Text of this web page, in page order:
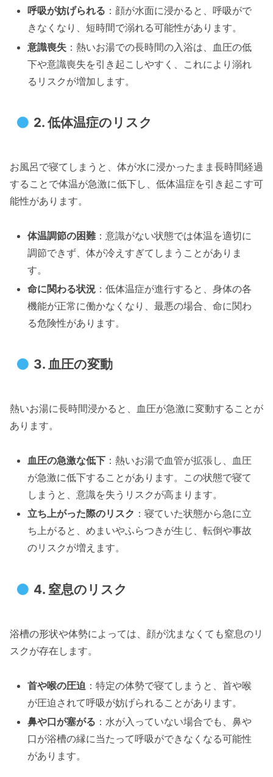
呼吸が妨げられる ：顔が水面に浸かると、呼吸がで
きなくなり、短時間で溺れる可能性があります。
意識喪失 ：熱いお湯での長時間の入浴は、血圧の低
下や意識喪失を引き起こしやすく、これにより溺れ
るリスクが増加します。
2. 低体温症のリスク
お風呂で寝てしまうと、体が水に浸かったまま長時間経過
することで体温が急激に低下し、低体温症を引き起こす可
能性があります。
体温調節の困難：意識がない状態では体温を適切に
調節できず、体が冷えすぎてしまうことがありま
す。
命に関わる状況 ：低体温症が進行すると、身体の各
機能が正常に働かなくなり、最悪の場合、命に関わ
る危険性があります。
3. 血圧の変動
熱いお湯に長時間浸かると、血圧が急激に変動することが
あります。
血圧の急激な低下 ：熱いお湯で血管が拡張し、血圧
が急激に低下することがあります。この状態で寝て
しまうと、意識を失うリスクが高まります。
立ち上がった際のリスク ：寝ていた状態から急に立
ち上がると、めまいやふらつきが生じ、転倒や事故
のリスクが増えます。
4. 窒息のリスク
浴槽の形状や体勢によっては、顔が沈まなくても窒息のリ
スクが存在します。
首や喉の圧迫 ：特定の体勢で寝てしまうと、首や喉
が圧迫されて呼吸が妨げられることがあります。
鼻や口が塞がる ：水が入っていない場合でも、鼻や
口が浴槽の縁に当たって呼吸ができなくなる可能性
があります。